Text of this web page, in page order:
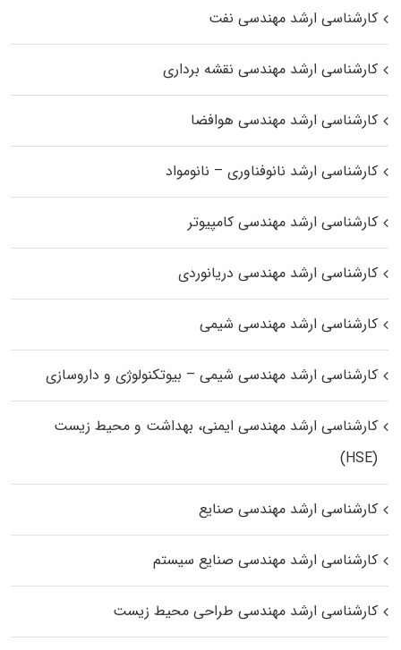
کارشناسی ارشد مهندسی نفت
کارشناسی ارشد مهندسی نقشه برداری
کارشناسی ارشد مهندسی هوافضا
کارشناسی ارشد نانوفناوری – نانومواد
کارشناسی ارشد مهندسی کامپیوتر
کارشناسی ارشد مهندسی دریانوردی
کارشناسی ارشد مهندسی شیمی
کارشناسی ارشد مهندسی شیمی – بیوتکنولوژی و داروسازی
کارشناسی ارشد مهندسی ایمنی، بهداشت و محیط زیست
(HSE)
کارشناسی ارشد مهندسی صنایع
کارشناسی ارشد مهندسی صنایع سیستم
کارشناسی ارشد مهندسی طراحی محیط زیست